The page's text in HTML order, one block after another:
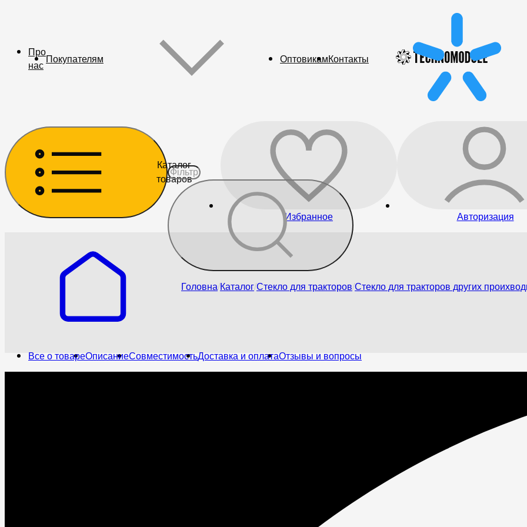
Про
нас Покупателям ОптовикамКонтакты
Каталог
товаров
Избранное Авторизация
Головна КаталогСтекло для тракторов Стекло для тракторов других
Все о товареОписаниеСовместимостьДоставка и оплатаОтзывы и вопросы